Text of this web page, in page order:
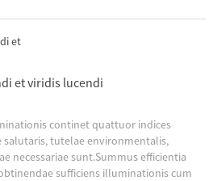
et viridis lucendi
continet quattuor indices
salutaris, tutelae environmentalis,
necessariae sunt.Summus efficientia
sufficiens illuminationis cum